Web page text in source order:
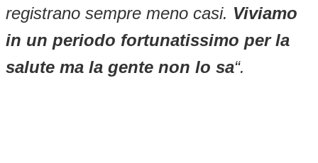
registrano sempre meno casi. Viviamo
in un periodo fortunatissimo per la
salute ma la gente non lo sa“.